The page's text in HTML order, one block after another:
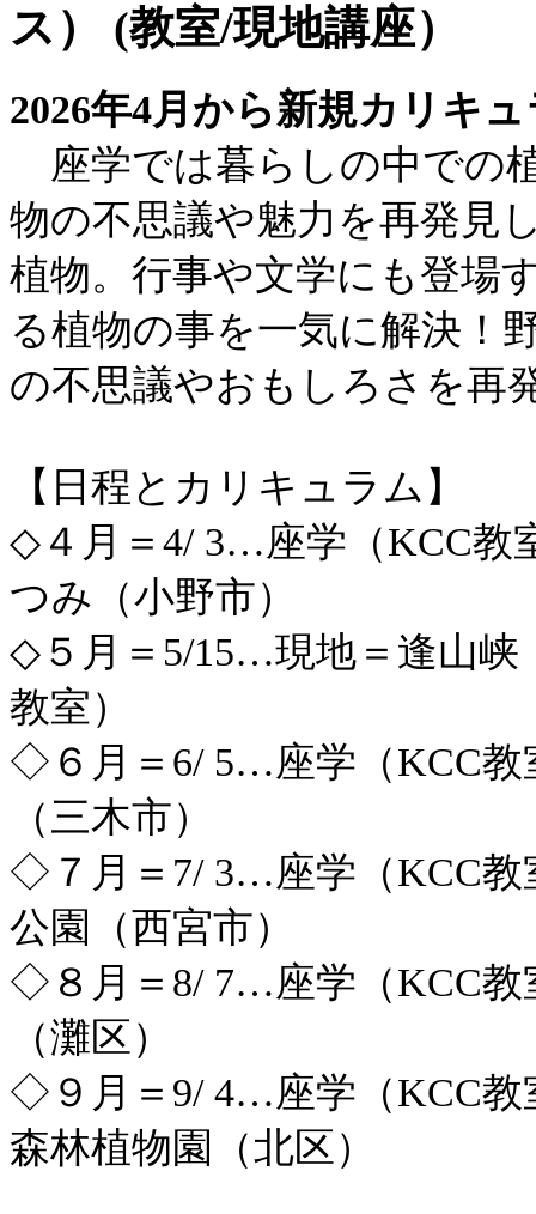
ス） (教室/現地講座）
2026年4月から新規カリキ
座学では暮らしの中での
物の不思議や魅力を再発見
植物。行事や文学にも登場
る植物の事を一気に解決！
の不思議やおもしろさを再
【日程とカリキュラム
◇４月＝4/ 3…座学（
つみ（小野市）
◇５月＝5/15…現地＝逢
教室）
◇６月＝6/ 5…座学（
（三木市）
◇７月＝7/ 3…座学（
公園（西宮市）
◇８月＝8/ 7…座学（
（灘区）
◇９月＝9/ 4…座学（
森林植物園（北区）